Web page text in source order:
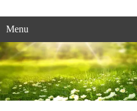
Menu